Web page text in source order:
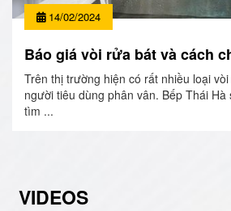
14/02/2024
Báo giá vòi rửa bát và cách
Trên thị trường hiện có rất nhiều loại
người tiêu dùng phân vân. Bếp Thái Hà
tìm ...
VIDEOS